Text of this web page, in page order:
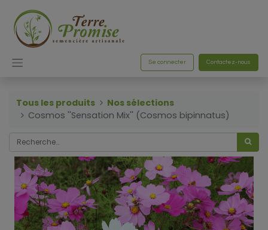
Se connecter Contactez-nous
Tous les produits
Nos sélections
Cosmos ''Sensation Mix'' (Cosmos bipinnatus)